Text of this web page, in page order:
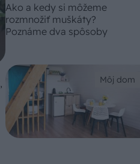
Ako a kedy si môžeme
rozmnožiť muškáty?
Poznáme dva spôsoby
Môj dom